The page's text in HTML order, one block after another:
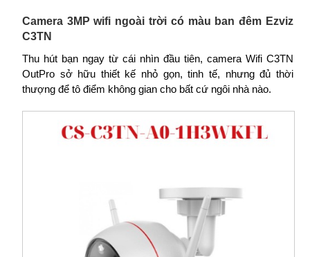
Camera 3MP wifi ngoài trời có màu ban đêm Ezviz
C3TN
Thu hút bạn ngay từ cái nhìn đầu tiên, camera Wifi C3TN
OutPro sở hữu thiết kế nhỏ gọn, tinh tế, nhưng đủ thời
thượng để tô điểm không gian cho bất cứ ngôi nhà nào.